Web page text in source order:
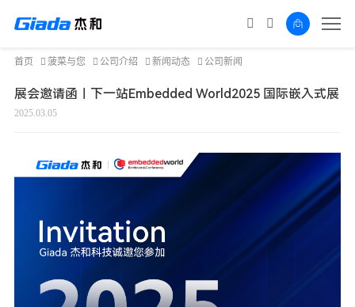
首页 菠菜与您 公司介绍 新闻动态 公司新闻
展会邀请函｜下一站Embedded World2025 国际嵌入式展
2025.03.05